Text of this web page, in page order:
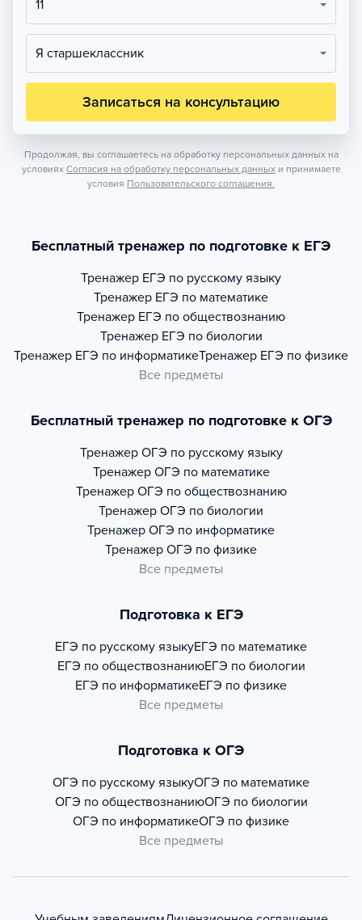
11
Я старшеклассник
Записаться на консультацию
Продолжая, вы соглашаетесь на обработку персональных данных на
условиях Согласия на обработку персональных данных и принимаете
условия Пользовательского соглашения.
Бесплатный тренажер по подготовке к ЕГЭ
Тренажер ЕГЭ по русскому языку
Тренажер ЕГЭ по математике
Тренажер ЕГЭ по обществознанию
Тренажер ЕГЭ по биологии
Тренажер ЕГЭ по информатикеТренажер ЕГЭ по физике
Все предметы
Бесплатный тренажер по подготовке к ОГЭ
Тренажер ОГЭ по русскому языку
Тренажер ОГЭ по математике
Тренажер ОГЭ по обществознанию
Тренажер ОГЭ по биологии
Тренажер ОГЭ по информатике
Тренажер ОГЭ по физике
Все предметы
Подготовка к ЕГЭ
ЕГЭ по русскому языкуЕГЭ по математике
ЕГЭ по обществознаниюЕГЭ по биологии
ЕГЭ по информатикеЕГЭ по физике
Все предметы
Подготовка к ОГЭ
ОГЭ по русскому языкуОГЭ по математике
ОГЭ по обществознаниюОГЭ по биологии
ОГЭ по информатикеОГЭ по физике
Все предметы